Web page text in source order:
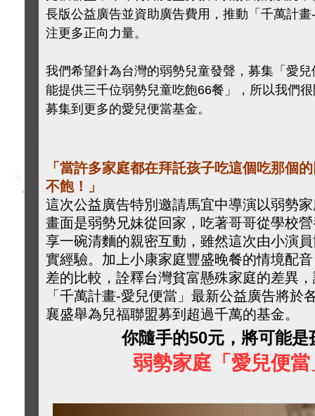
長版公益廣告並資助廣告費用，推動「千萬計
注更多正向力量。
我們希望針為台灣的弱勢兒童發聲，募集「愛
能提供三千位弱勢兒童吃飽66餐」，所以我們
募集到更多的愛兒便當基金。
「當許多家庭都在拜託孩子吃這個吃那個
不飽！」
這次公益廣告特別邀請馬宜中導演以弱勢
畫面是弱勢兄妹從回家，吃著哥哥從學校
享一碗清麵的親密互動，雖然這次由小演
實經驗。加上小康家庭豐盛晚餐的情境配
差的比較，詮釋台灣貧富懸殊家庭的差異
「千萬計畫-愛兒便當」最新公益廣告將於
襄盛舉為兒福聯盟募到超過千萬的基金。
你隨手的50元，將可能是
弱勢家庭「愛兒便